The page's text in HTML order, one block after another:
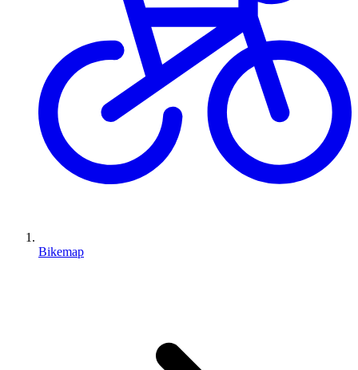
Bikemap